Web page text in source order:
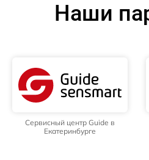
Наши
Сервисный центр Guide в
Екатеринбурге